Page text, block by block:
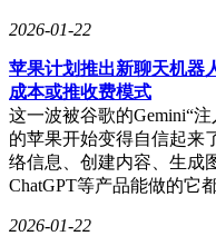
2026-01-22
苹果计划推出新聊天机器
成本或推收费模式
这一波被谷歌的Gemini“
的苹果开始变得自信起来
络信息、创建内容、生成
ChatGPT等产品能做的它
2026-01-22